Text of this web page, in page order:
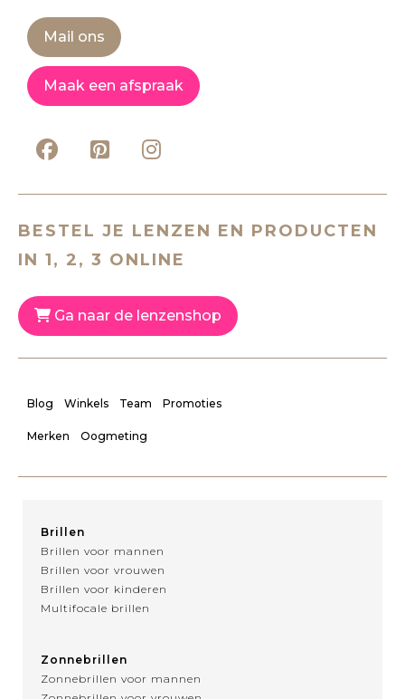
Mail ons
Maak een afspraak
BESTEL JE LENZEN EN PRODUCTEN
IN 1, 2, 3 ONLINE
Ga naar de lenzenshop
Blog Winkels Team Promoties
Merken Oogmeting
Brillen
Brillen voor mannen
Brillen voor vrouwen
Brillen voor kinderen
Multifocale brillen
Zonnebrillen
Zonnebrillen voor mannen